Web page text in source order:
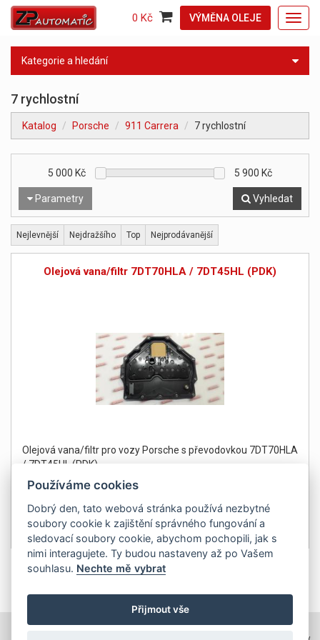
VÝMĚNA OLEJE
0 Kč
Kategorie a hledání
7 rychlostní
Katalog Porsche 911 Carrera 7 rychlostní
Parametry
5 000 Kč 5 900 Kč
Vyhledat
Nejlevnější Nejdražšího Top Nejprodávanější
Olejová vana/filtr 7DT70HLA / 7DT45HL (PDK)
Olejová vana/filtr pro vozy Porsche s převodovkou 7DT70HLA
/ 7DT45HL (PDK)
Detail
5 900Kč
bez DPH 4 876 Kč
1
TOPWEBY - webhosting, domény, tvorba www
Používáme cookies
Dobrý den, tato webová stránka používá nezbytné
soubory cookie k zajištění správného fungování a
sledovací soubory cookie, abychom pochopili, jak s
nimi interagujete. Ty budou nastaveny až po Vašem
souhlasu. Nechte mě vybrat
Přijmout vše